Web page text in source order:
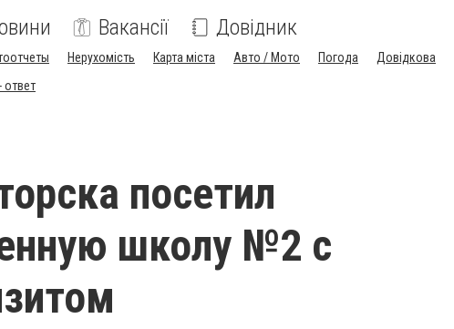
Вакансії Довідник
Нерухомість Карта міста Авто / Мото Погода Довідкова
ответ
посетил
школу №2 с